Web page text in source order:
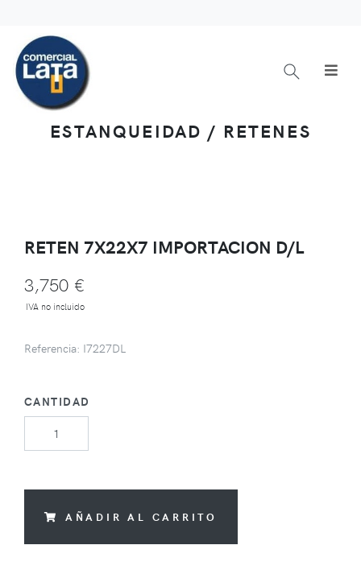
ESTANQUEIDAD / RETENES
RETEN 7X22X7 IMPORTACION D/L
3,750 €
IVA no incluido
Referencia: I7227DL
CANTIDAD
AÑADIR AL CARRITO